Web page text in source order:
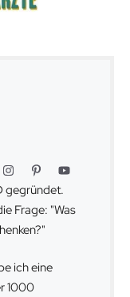
gegründet.
Frage: "Was
ich eine
1000